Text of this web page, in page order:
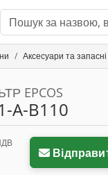
Аксесуари та
EPCOS
A-B110